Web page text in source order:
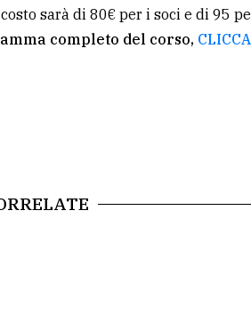
sarà di 80€ per i soci e di 95
completo del corso,